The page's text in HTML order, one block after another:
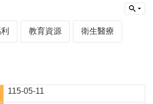
教育資源 衛生醫療
115-05-11